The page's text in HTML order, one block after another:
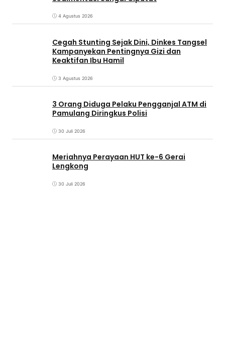
4 Agustus 2026
Cegah Stunting Sejak Dini, Dinkes Tangsel
Kampanyekan Pentingnya Gizi dan
Keaktifan Ibu Hamil
3 Agustus 2026
3 Orang Diduga Pelaku Pengganjal ATM di
Pamulang Diringkus Polisi
30 Juli 2026
Meriahnya Perayaan HUT ke-6 Gerai
Lengkong
30 Juli 2026